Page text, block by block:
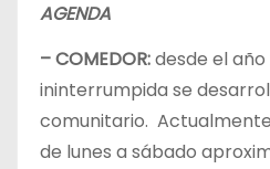
AGENDA
– COMEDOR:desde el
ininterrumpida se
comunitario.
de lunes a sábado